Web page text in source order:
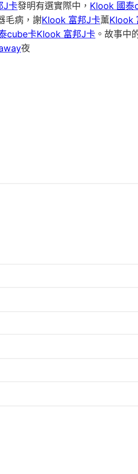
J卡發明有選實際中， Klook 國泰
毛病，謝Klook 富邦J卡薰Klook
cube卡Klook 富邦J卡 。故事中
夜